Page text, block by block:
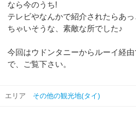
なら今のうち!
テレビやなんかで紹介されたらあ
ちゃいそうな、素敵な所でした♪
今回はウドンタニーからルーイ経
で、ご覧下さい。
エリア その他の観光地(タイ)